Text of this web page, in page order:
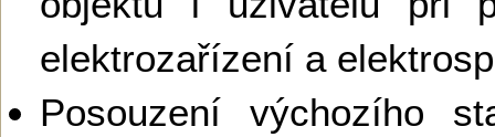
elektrozařízení a
Posouzení výchozího